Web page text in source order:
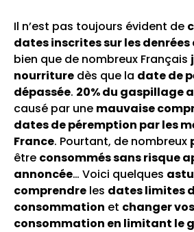
Il n’est pas toujours évident de
dates inscrites sur les
bien que de nombreux Français
nourriture dès que la date de
dépassée. 20% du gaspillage
causé par une mauvaise
dates de péremption par les
France. Pourtant, de nombreux
être consommés sans risque
annoncée… Voici quelques
comprendre les dates limites
consommation et changer
consommation en limitant le